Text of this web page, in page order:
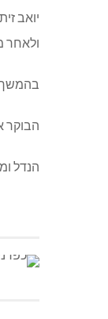
יואב
ולאחר
בהמשך
הבוקר
הנדל